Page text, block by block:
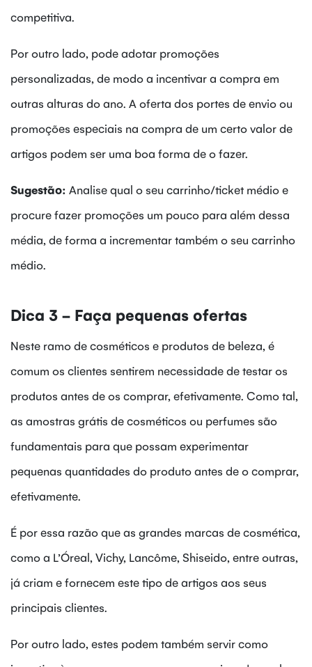
competitiva.
Por outro lado, pode adotar promoções
personalizadas, de modo a incentivar a compra em
outras alturas do ano. A oferta dos portes de envio ou
promoções especiais na compra de um certo valor de
artigos podem ser uma boa forma de o fazer.
Sugestão: Analise qual o seu carrinho/ticket médio e
procure fazer promoções um pouco para além dessa
média, de forma a incrementar também o seu carrinho
médio.
Dica 3 - Faça pequenas ofertas
Neste ramo de cosméticos e produtos de beleza, é
comum os clientes sentirem necessidade de testar os
produtos antes de os comprar, efetivamente. Como tal,
as amostras grátis de cosméticos ou perfumes são
fundamentais para que possam experimentar
pequenas quantidades do produto antes de o comprar,
efetivamente.
É por essa razão que as grandes marcas de cosmética,
como a L’Óreal, Vichy, Lancôme, Shiseido, entre outras,
já criam e fornecem este tipo de artigos aos seus
principais clientes.
Por outro lado, estes podem também servir como